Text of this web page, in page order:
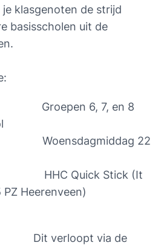
klasgenoten de strijd
basisscholen uit de
Groepen 6, 7, en 8
Woensdagmiddag 22
HHC Quick Stick (It
PZ Heerenveen)
Dit verloopt via de